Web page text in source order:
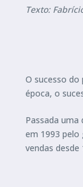
Texto:
O sucesso do
época, o
Passada
em 1993 pelo
vendas desde